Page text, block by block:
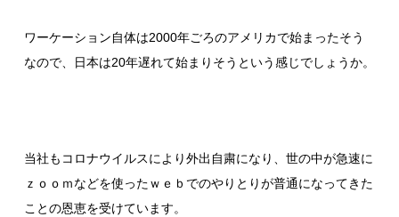
ワーケーション自体は2000年ごろのアメリカで始まったそう
なので、日本は20年遅れて始まりそうという感じでしょうか。
当社もコロナウイルスにより外出自粛になり、世の中が急速に
ｚｏｏｍなどを使ったｗｅｂでのやりとりが普通になってきた
ことの恩恵を受けています。